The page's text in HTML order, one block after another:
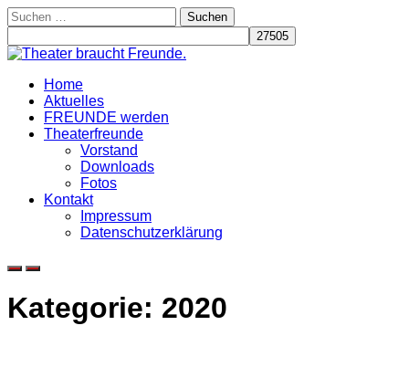
Skip
to
content
Suchen
nach:
Home
Aktuelles
FREUNDE werden
Theaterfreunde
Vorstand
Downloads
Fotos
Kontakt
Impressum
Datenschutzerklärung
Kategorie: 2020